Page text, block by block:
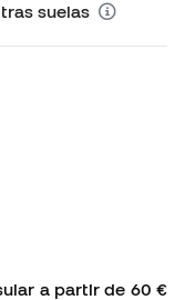
suelas
a partir de 60 €